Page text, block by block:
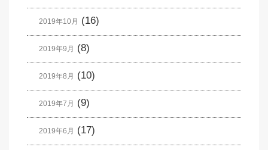
2019年10月 (16)
2019年9月 (8)
2019年8月 (10)
2019年7月 (9)
2019年6月 (17)